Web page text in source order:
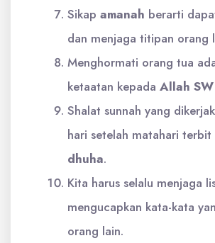
Sikap amanah berarti
dan menjaga titipan orang
Menghormati orang tua
ketaatan kepada Allah
Shalat sunnah yang
hari setelah matahari terbit
dhuha.
Kita harus selalu menjaga
mengucapkan kata-kata
orang lain.